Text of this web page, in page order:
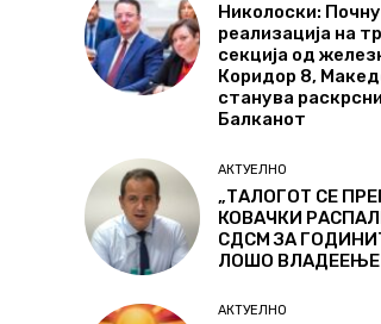
Николоски:
реализација на
секција од
Коридор 8,
станува
Балканот
АКТУЕЛНО
„ТАЛОГОТ СЕ
КОВАЧКИ
СДСМ ЗА
ЛОШО ВЛАДЕЕЊЕ
АКТУЕЛНО